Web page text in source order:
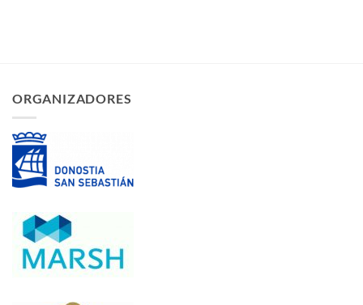
ORGANIZADORES